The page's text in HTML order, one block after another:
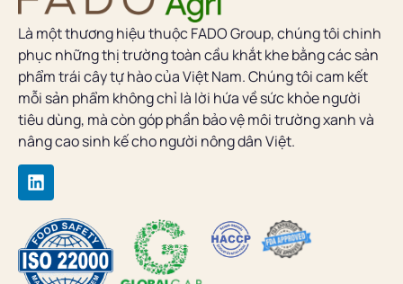
Là một thương hiệu thuộc FADO Group, chúng tôi chinh
phục những thị trường toàn cầu khắt khe bằng các sản
phẩm trái cây tự hào của Việt Nam. Chúng tôi cam kết
mỗi sản phẩm không chỉ là lời hứa về sức khỏe người
tiêu dùng, mà còn góp phần bảo vệ môi trường xanh và
nâng cao sinh kế cho người nông dân Việt.